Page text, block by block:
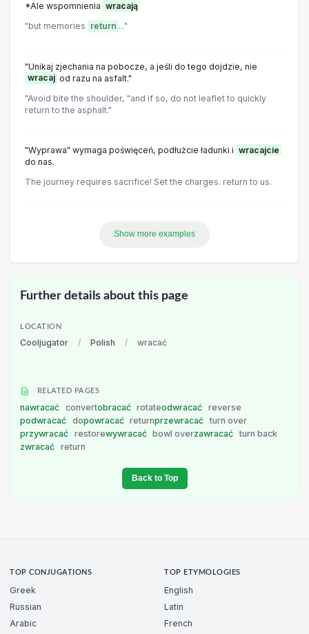
*Ale wspomnienia wracają
"but memories return ..."
"Unikaj zjechania na pobocze, a jeśli do tego dojdzie, nie
wracaj od razu na asfalt."
"Avoid bite the shoulder, "and if so, do not leaflet to quickly
return to the asphalt."
"Wyprawa" wymaga poświęceń, podłużcie ładunki i wracajcie
do nas.
The journey requires sacrifice! Set the charges. return to us.
Show more examples
Further details about this page
LOCATION
Cooljugator / Polish / wracać
RELATED PAGES
nawracać convertobracać rotateodwracać reverse
podwracać dopowracać returnprzewracać turn over
przywracać restorewywracać bowl overzawracać turn back
zwracać return
Back to Top
TOP CONJUGATIONS
Greek
Russian
Arabic
TOP ETYMOLOGIES
English
Latin
French